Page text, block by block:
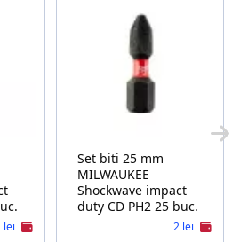
lei
Set biti 25 mm
MILWAUKEE
Shockwave impact
duty CD PH2 25 buc.
2 lei